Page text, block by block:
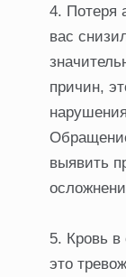
Потеря
вас
причин,
выявить
Кровь
это